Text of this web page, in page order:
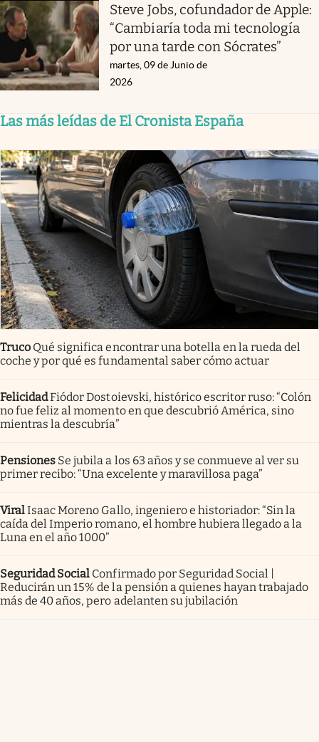
Steve Jobs, cofundador de Apple:
“Cambiaría toda mi tecnología
por una tarde con Sócrates”
martes, 09 de Junio de
2026
Las más leídas de El Cronista España
Truco Qué significa encontrar una botella en la rueda del
coche y por qué es fundamental saber cómo actuar
FelicidadFiódor Dostoievski, histórico escritor ruso: “Colón
no fue feliz al momento en que descubrió América, sino
mientras la descubría”
Pensiones Se jubila a los 63 años y se conmueve al ver su
primer recibo: “Una excelente y maravillosa paga”
ViralIsaac Moreno Gallo, ingeniero e historiador: “Sin la
caída del Imperio romano, el hombre hubiera llegado a la
Luna en el año 1000”
Seguridad Social Confirmado por Seguridad Social |
Reducirán un 15% de la pensión a quienes hayan trabajado
más de 40 años, pero adelanten su jubilación